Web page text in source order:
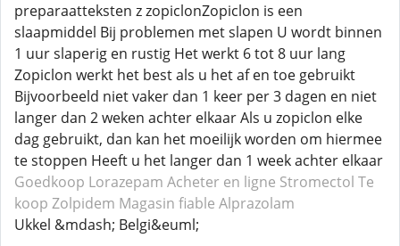
preparaatteksten z zopiclonZopiclon is een
slaapmiddel Bij problemen met slapen U wordt binnen
1 uur slaperig en rustig Het werkt 6 tot 8 uur lang
Zopiclon werkt het best als u het af en toe gebruikt
Bijvoorbeeld niet vaker dan 1 keer per 3 dagen en niet
langer dan 2 weken achter elkaar Als u zopiclon elke
dag gebruikt, dan kan het moeilijk worden om hiermee
te stoppen Heeft u het langer dan 1 week achter elkaar
Goedkoop Lorazepam Acheter en ligne Stromectol Te
koop Zolpidem Magasin fiable Alprazolam
Ukkel &mdash; Belgi&euml;